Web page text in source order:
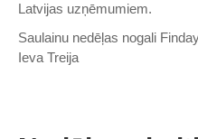
Latvijas uzņēmumiem.
Saulainu nedēļas nogali
Ieva Treija